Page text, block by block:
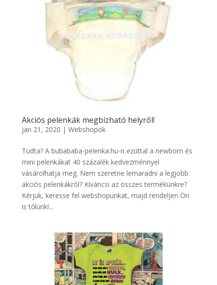
Akciós pelenkák megbízható helyről!
jan 21, 2020 | Webshopok
Tudta? A bubababa-pelenka.hu-n ezúttal a newborn és
mini pelenkákat 40 százalék kedvezménnyel
vásárolhatja meg. Nem szeretne lemaradni a legjobb
akciós pelenkákról? Kíváncsi az összes termékünkre?
Kérjük, keresse fel webshopunkat, majd rendeljen Ön
is tőlünk!...